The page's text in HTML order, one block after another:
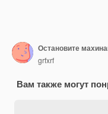
Остановите
grfxrf
Вам также могут